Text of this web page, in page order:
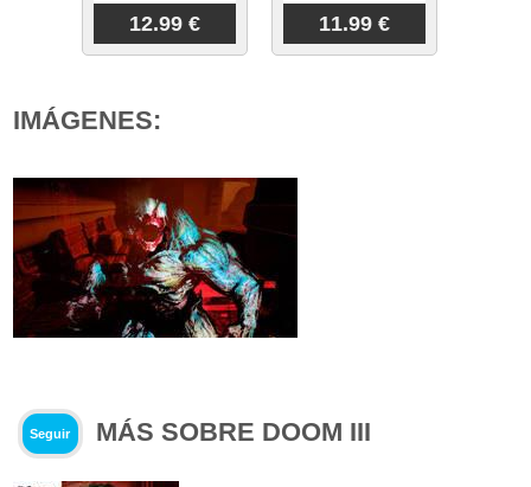
12.99 € 11.99 €
IMÁGENES:
Seguir MÁS SOBRE DOOM III